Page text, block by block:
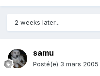
2 weeks later...
samu
Posté(e) 3 mars 2005